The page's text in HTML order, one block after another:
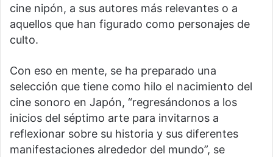
cine nipón, a sus autores más relevantes o a
aquellos que han figurado como personajes de
culto.
Con eso en mente, se ha preparado una
selección que tiene como hilo el nacimiento del
cine sonoro en Japón, “regresándonos a los
inicios del séptimo arte para invitarnos a
reflexionar sobre su historia y sus diferentes
manifestaciones alrededor del mundo”, se